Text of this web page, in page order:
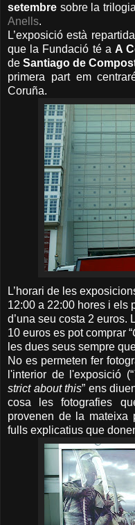
setembre sobre la
Anells.
L’exposició està
que la Fundació té a A
de Santiago de
primera part em
Coruña.
L’horari de les
12:00 a 22:00 hores i els
d’una seu costa 2 euros.
10 euros es pot comprar “
les dues seus sempre
No es permeten fer
l'interior de l'exposició (“
strict about this” ens
cosa les fotografies
provenen de la mateixa
fulls explicatius que